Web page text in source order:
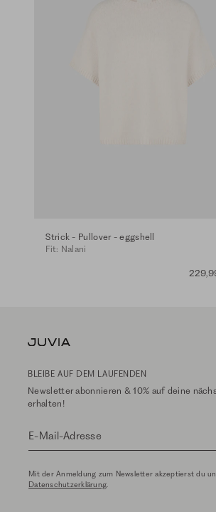
Strick - Pullover - eggshell
Fit: Nalani
BLEIBE AUF DEM LAUFENDEN
Newsletter abonnieren & 10% auf deine
erhalten!
E-Mail-Adresse
Mit der Anmeldung zum Newsletter akzeptierst du
Datenschutzerklärung.